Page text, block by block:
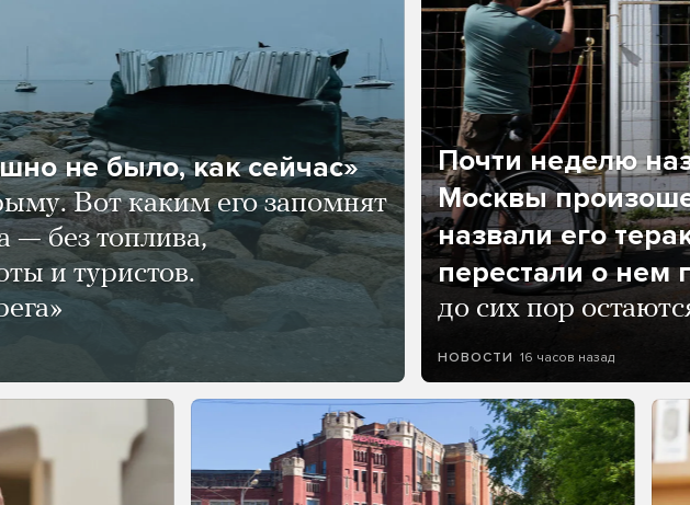
не было, как сейчас»
Вот каким его запомнят
— без топлива,
и туристов.
Почти неделю
Москвы
назвали его
перестали о нем
до сих пор
НОВОСТИ 16 часов назад